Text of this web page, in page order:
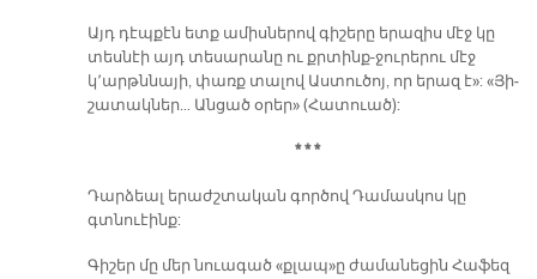
Այդ դէպ­քէն ետք ա­միս­նե­րով գի­շե­րը ե­րա­զիս մէջ կը
տես­նէի այդ տե­սա­րա­նը ու քրտինք-ջու­րե­րու մէջ
կ՚արթն­նա­յի, փառք տա­լով Աս­տու­ծոյ, որ ե­րազ է»: «Յի­
շա­տակ­ներ… Ան­ցած օ­րեր» (Հա­տուած):
* * *
Դար­ձեալ ե­րաժշ­տա­կան գոր­ծով Դա­մաս­կոս կը
գտնուէինք:
Գի­շեր մը մեր նուա­գած «քլապ»ը ժա­մա­նե­ցին Հա­ֆեզ